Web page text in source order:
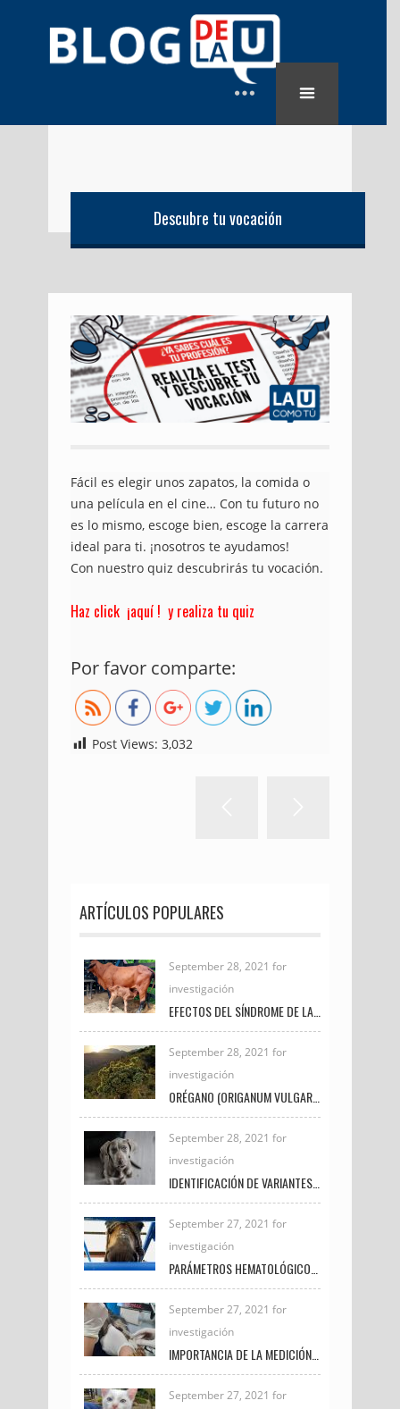
Descubre tu vocación
Fácil es elegir unos zapatos, la comida o
una película en el cine… Con tu futuro no
es lo mismo, escoge bien, escoge la carrera
ideal para ti. ¡nosotros te ayudamos!
Con nuestro quiz descubrirás tu vocación.
Haz click ¡aquí ! y realiza tu quiz
Por favor comparte:
Post Views: 3,032
ARTÍCULOS POPULARES
September 28, 2021 for
investigación
September 28, 2021 for
investigación
September 28, 2021 for
investigación
September 27, 2021 for
investigación
September 27, 2021 for
investigación
September 27, 2021 for